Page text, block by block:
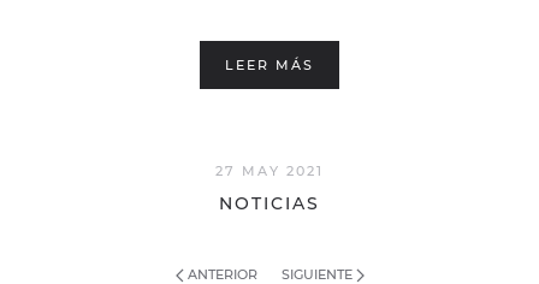
LEER MÁS
27 MAY 2021
NOTICIAS
ANTERIOR SIGUIENTE